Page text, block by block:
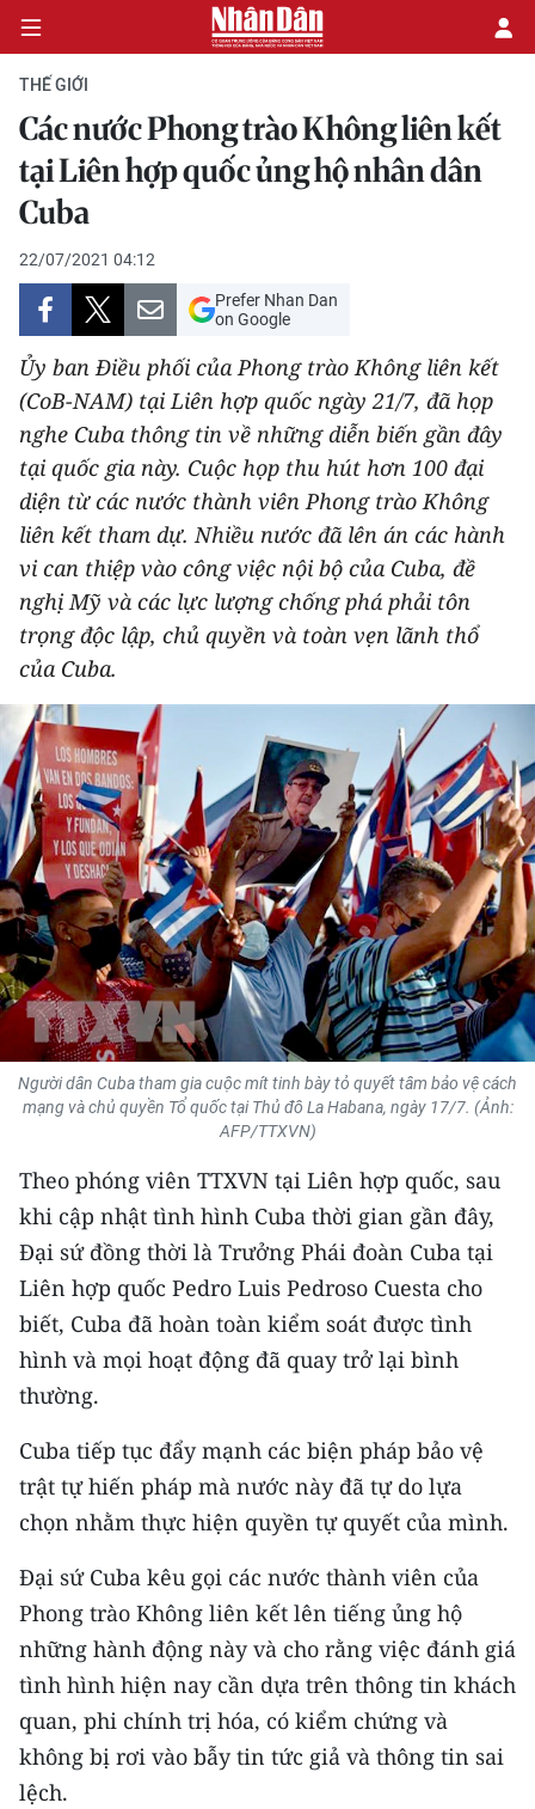
CHÍNH TRỊ
KINH TẾ
VĂN HÓA
XÃ HỘI
PHÁP LUẬT
DU LỊCH
THẾ GIỚI
THỂ THAO
GIÁO DỤC
Y TẾ
KHOA HỌC - CÔNG NGHỆ
MÔI TRƯỜNG
BẠN ĐỌC
KIỂM CHỨNG THÔNG TIN
TRI THỨC CHUYÊN SÂU
54 DÂN TỘC VIỆT NAM
CHƯƠNG TRÌNH OCOP - MỖI XÃ
MỘT SẢN PHẨM
RADIO
MEDIA CENTER
E-Magazine
Video
Media Chính trị
Media Kinh tế
Media Văn hóa
Media Xã hội
Media Pháp luật
Media Du lịch
Media Thế giới
Media Thể thao
THẾ GIỚI
Các nước Phong trào Không liên kết
tại Liên hợp quốc ủng hộ nhân dân
Cuba
22/07/2021 04:12
Prefer Nhan Dan
on Google
Ủy ban Điều phối của Phong trào Không liên kết
(CoB-NAM) tại Liên hợp quốc ngày 21/7, đã họp
nghe Cuba thông tin về những diễn biến gần đây
tại quốc gia này. Cuộc họp thu hút hơn 100 đại
diện từ các nước thành viên Phong trào Không
liên kết tham dự. Nhiều nước đã lên án các hành
vi can thiệp vào công việc nội bộ của Cuba, đề
nghị Mỹ và các lực lượng chống phá phải tôn
trọng độc lập, chủ quyền và toàn vẹn lãnh thổ
của Cuba.
Người dân Cuba tham gia cuộc mít tinh bày tỏ quyết tâm bảo vệ cách
mạng và chủ quyền Tổ quốc tại Thủ đô La Habana, ngày 17/7. (Ảnh:
AFP/TTXVN)
Theo phóng viên TTXVN tại Liên hợp quốc, sau
khi cập nhật tình hình Cuba thời gian gần đây,
Đại sứ đồng thời là Trưởng Phái đoàn Cuba tại
Liên hợp quốc Pedro Luis Pedroso Cuesta cho
biết, Cuba đã hoàn toàn kiểm soát được tình
hình và mọi hoạt động đã quay trở lại bình
thường.
Cuba tiếp tục đẩy mạnh các biện pháp bảo vệ
trật tự hiến pháp mà nước này đã tự do lựa
chọn nhằm thực hiện quyền tự quyết của mình.
Đại sứ Cuba kêu gọi các nước thành viên của
Phong trào Không liên kết lên tiếng ủng hộ
những hành động này và cho rằng việc đánh giá
tình hình hiện nay cần dựa trên thông tin khách
quan, phi chính trị hóa, có kiểm chứng và
không bị rơi vào bẫy tin tức giả và thông tin sai
lệch.